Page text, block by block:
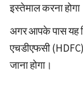
इस्तेमाल करना
अगर आपके पास यह
एचडीएफसी
जाना होगा।